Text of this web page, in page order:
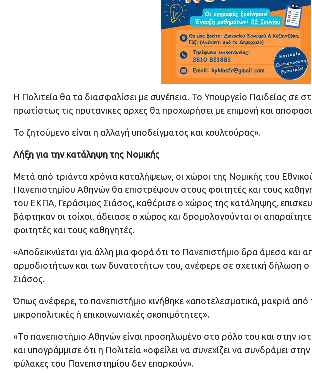
Η Πολιτεία θα τα διασφαλίσει με συνέπεια. Το Υπουργείο Παιδείας σε
πρωτίστως τις πρυτανικες αρχες θα προχωρήσει με επιμονή και
Το ζητούμενο είναι η αλλαγή υποδείγματος και κουλτούρας».
Λήξη για την κατάληψη της Νομικής
Μετά από τριάντα χρόνια καταλήψεων, οι χώροι της Νομικής του
Πανεπιστημίου Αθηνών θα επιστρέψουν στους φοιτητές και τους
του ΕΚΠΑ, Γεράσιμος Σιάσος, καθάρισε ο χώρος της κατάληψης,
βάφτηκαν οι τοίχοι, άδειασε ο χώρος και δρομολογούνται οι
φοιτητές και τους καθηγητές.
«Αποδεικνύεται για άλλη μια φορά ότι το Πανεπιστήμιο δρα άμεσα και
αρμοδιοτήτων και των δυνατοτήτων του, ανέφερε σε σχετική δήλωση
Σιάσος.
Όπως ανέφερε, το πανεπιστήμιο κινήθηκε «αποτελεσματικά, μακριά
μικροπολιτικές ή επικοινωνιακές σκοπιμότητες».
«Το πανεπιστήμιο Αθηνών είναι προσηλωμένο στο ρόλο του και στην
και υπογράμμισε ότι η Πολιτεία «οφείλει να συνεχίζει να συνδράμει
φύλακες του Πανεπιστημίου δεν επαρκούν».